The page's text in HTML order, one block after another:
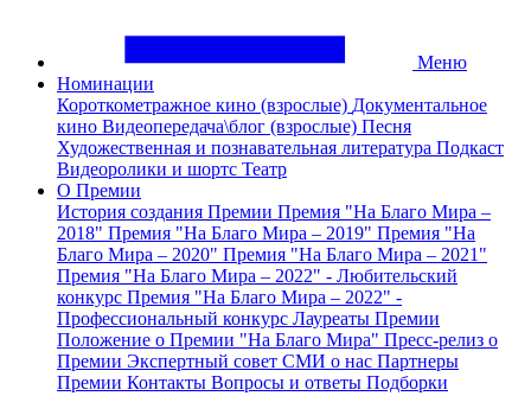
Меню
Номинации
Короткометражное кино (взрослые) Документальное
кино Видеопередача\блог (взрослые) Песня
Художественная и познавательная литература Подкаст
Видеоролики и шортс Театр
О Премии
История создания Премии Премия "На Благо Мира –
2018" Премия "На Благо Мира – 2019" Премия "На
Благо Мира – 2020" Премия "На Благо Мира – 2021"
Премия "На Благо Мира – 2022" - Любительский
конкурс Премия "На Благо Мира – 2022" -
Профессиональный конкурс Лауреаты Премии
Положение о Премии "На Благо Мира" Пресс-релиз о
Премии Экспертный совет СМИ о нас Партнеры
Премии Контакты Вопросы и ответы Подборки